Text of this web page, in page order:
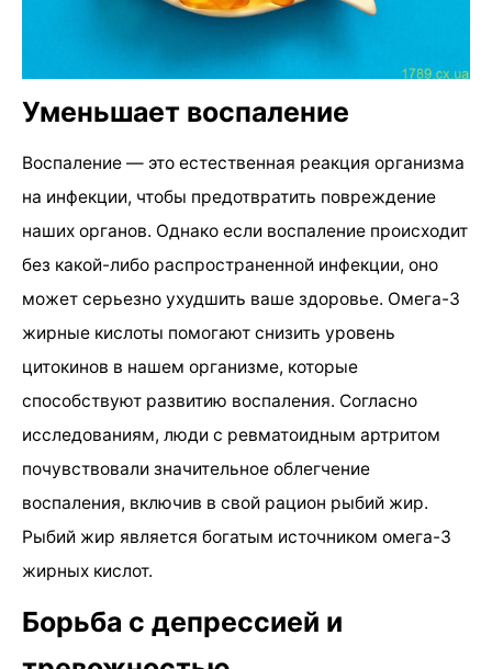
Уменьшает воспаление
Воспаление — это естественная реакция организма
на инфекции, чтобы предотвратить повреждение
наших органов. Однако если воспаление происходит
без какой-либо распространенной инфекции, оно
может серьезно ухудшить ваше здоровье. Омега-3
жирные кислоты помогают снизить уровень
цитокинов в нашем организме, которые
способствуют развитию воспаления. Согласно
исследованиям, люди с ревматоидным артритом
почувствовали значительное облегчение
воспаления, включив в свой рацион рыбий жир.
Рыбий жир является богатым источником омега-3
жирных кислот.
Борьба с депрессией и